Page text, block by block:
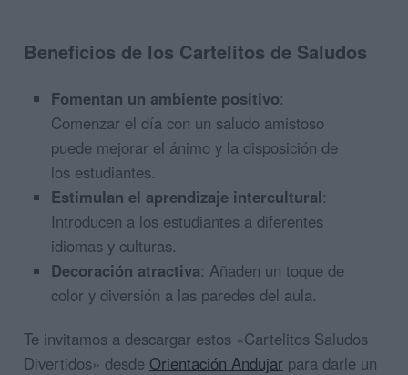
Beneficios de los Cartelitos de Saludos
Fomentan un ambiente positivo:
Comenzar el día con un saludo amistoso
puede mejorar el ánimo y la disposición de
los estudiantes.
Estimulan el aprendizaje intercultural:
Introducen a los estudiantes a diferentes
idiomas y culturas.
Decoración atractiva: Añaden un toque de
color y diversión a las paredes del aula.
Te invitamos a descargar estos «Cartelitos Saludos
Divertidos» desde Orientación Andujar para darle un